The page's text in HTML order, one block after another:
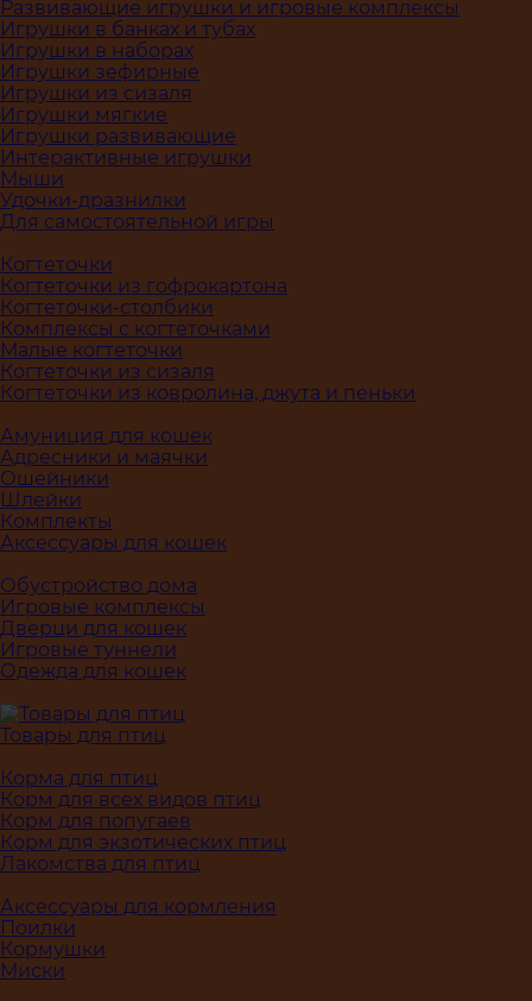
Развивающие игрушки и игровые комплексы
Игрушки в банках и тубах
Игрушки в наборах
Игрушки зефирные
Игрушки из сизаля
Игрушки мягкие
Игрушки развивающие
Интерактивные игрушки
Мыши
Удочки-дразнилки
Для самостоятельной игры
Когтеточки
Когтеточки из гофрокартона
Когтеточки-столбики
Комплексы с когтеточками
Малые когтеточки
Когтеточки из сизаля
Когтеточки из ковролина, джута и пеньки
Амуниция для кошек
Адресники и маячки
Ошейники
Шлейки
Комплекты
Аксессуары для кошек
Обустройство дома
Игровые комплексы
Дверци для кошек
Игровые туннели
Одежда для кошек
Товары для птиц
Корма для птиц
Корм для всех видов птиц
Корм для попугаев
Корм для экзотических птиц
Лакомства для птиц
Аксессуары для кормления
Поилки
Кормушки
Миски